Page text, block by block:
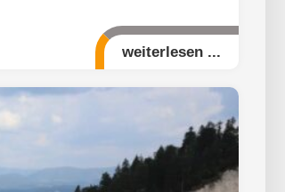
weiterlesen ...